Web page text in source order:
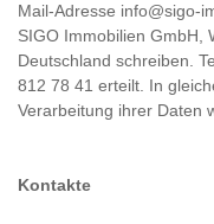
Mail-Adresse info@sigo-
SIGO Immobilien GmbH,
Deutschland schreiben.
812 78 41 erteilt. In
Verarbeitung ihrer Daten
Kontakte